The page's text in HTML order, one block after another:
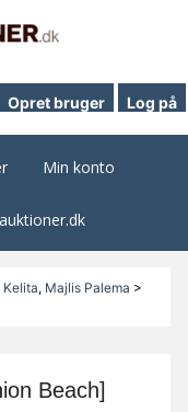
Opret bruger Log på
Min konto
Kelita, Majlis Palema >
Beach]